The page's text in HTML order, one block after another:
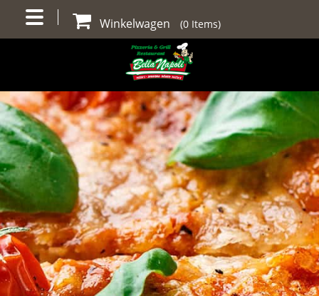
Winkelwagen (0 Items)